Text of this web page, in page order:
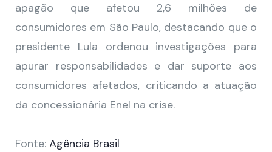
apagão que afetou 2,6 milhões de
consumidores em São Paulo, destacando que o
presidente Lula ordenou investigações para
apurar responsabilidades e dar suporte aos
consumidores afetados, criticando a atuação
da concessionária Enel na crise.
Fonte: Agência Brasil